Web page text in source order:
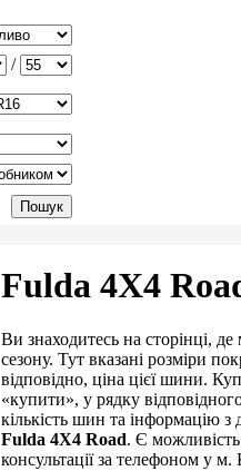
/
Fulda 4X4
Ви знаходитесь на сторінці,
сезону. Тут вказані розміри
відповідно, ціна цієї шини.
«купити», у рядку
кількість шин та інформацію
Fulda 4X4 Road. Є
консультації за телефоном у